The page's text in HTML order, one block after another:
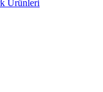
Ürünleri